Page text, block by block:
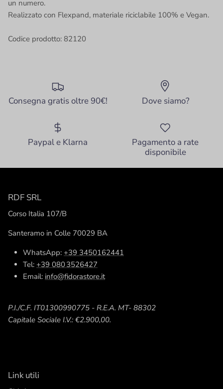
un numero.
Realizzato con Flexpand, materiale riciclabile 100% e Vegan.
Codice prodotto: 82120
Consegna gratis oltre 90€! Dove siamo?
Paypal e Klarna
Pagamento a rate
disponibile
RDF SRL
Corso Italia 107/B
Santeramo in Colle 70029 BA
WhatsApp: +39 3450162441
Tel: +39 080 3526427
Email: info@fidorastore.it
P.I./C.F. IT01300990775 - R.E.A. MT- 88302
Capitale Sociale I.V.: €2.900,00.
Link utili